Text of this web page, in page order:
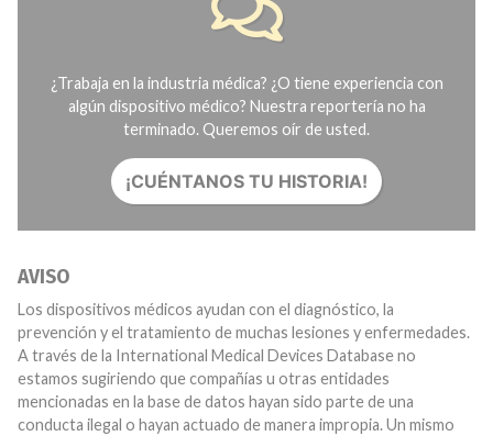
¿Trabaja en la industria médica? ¿O tiene experiencia con
algún dispositivo médico? Nuestra reportería no ha
terminado. Queremos oír de usted.
¡CUÉNTANOS TU HISTORIA!
AVISO
Los dispositivos médicos ayudan con el diagnóstico, la
prevención y el tratamiento de muchas lesiones y enfermedades.
A través de la International Medical Devices Database no
estamos sugiriendo que compañías u otras entidades
mencionadas en la base de datos hayan sido parte de una
conducta ilegal o hayan actuado de manera impropia. Un mismo